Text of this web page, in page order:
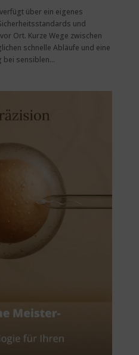
über ein eigenes
und
Ort. Kurze Wege zwischen
schnelle Abläufe und eine
sensiblen...